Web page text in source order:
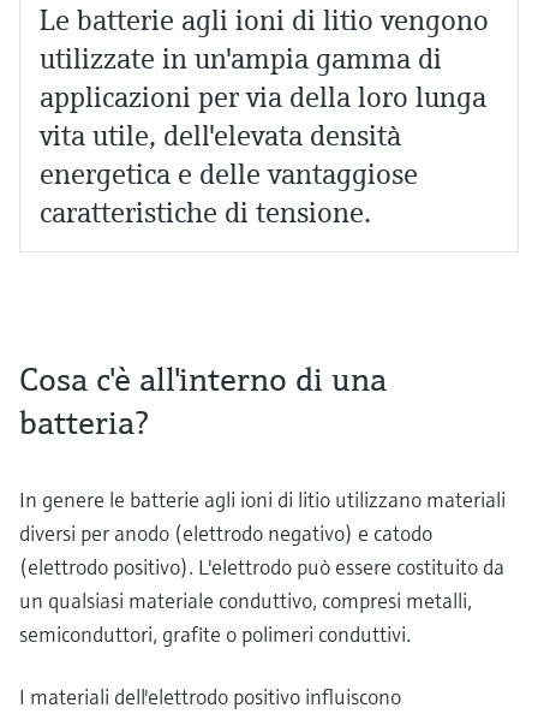
Le batterie agli ioni di litio vengono
utilizzate in un'ampia gamma di
applicazioni per via della loro lunga
vita utile, dell'elevata densità
energetica e delle vantaggiose
caratteristiche di tensione.
Cosa c'è all'interno di una
batteria?
In genere le batterie agli ioni di litio utilizzano materiali
diversi per anodo (elettrodo negativo) e catodo
(elettrodo positivo). L'elettrodo può essere costituito da
un qualsiasi materiale conduttivo, compresi metalli,
semiconduttori, grafite o polimeri conduttivi.
I materiali dell'elettrodo positivo influiscono